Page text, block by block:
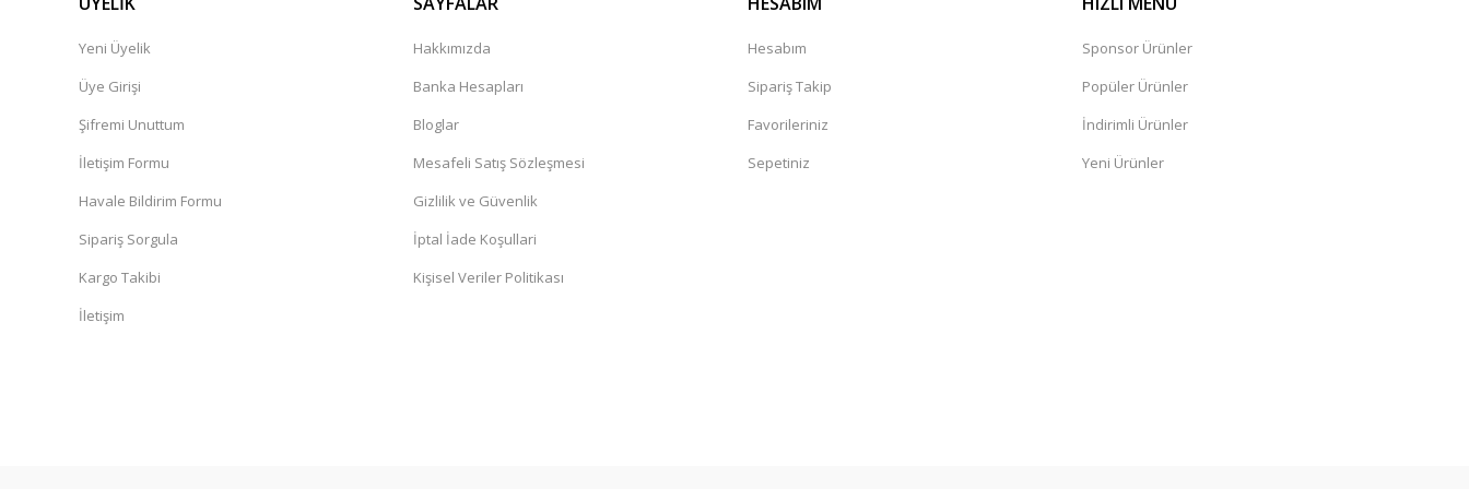
Ürünler kaliteli. Sistem hızlı çalışıyor
O... Ö... | 16/03/2026
Teslimat hızlı geldi sabah verdiğim siparii sonraki güne teslim ettiler ve sağlamdıda.
Yeni Üyelik
Üye Girişi
Şifremi Unuttum
İletişim Formu
Havale Bildirim Formu
Sipariş Sorgula
Kargo Takibi
İletişim
Hakkımızda
Banka Hesapları
Bloglar
Mesafeli Satış Sözleşmesi
Gizlilik ve Güvenlik
İptal İade Koşullari
Kişisel Veriler Politikası
Hesabım
Sipariş Takip
Favorileriniz
Sepetiniz
Sponsor Ürünler
Popüler Ürünler
İndirimli Ürünler
Yeni Ürünler